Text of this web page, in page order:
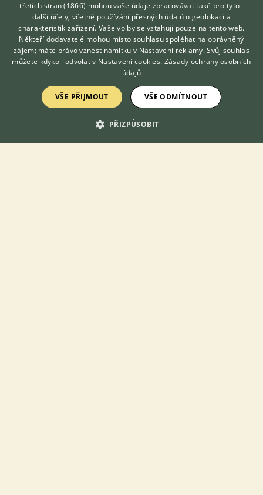
Vlašky 2022
43 reakcí
31.12.2022 21:09
Kurník pro vlašky
28reakcí
24.2.2021 12:06
Modra vlaška kolumbijsky kohút
4reakcí
14.3.2021 20:25
Letošní rok budu líhnout
Hledáte zvířecího kamaráda?
Zdarma vám poradí
VETERINÁŘ ONLINE
KONZULTOVAT S
VETERINÁŘEM
třetích stran (1866) mohou vaše údaje zpracovávat také pro tyto i
další účely, včetně používání přesných údajů o geolokaci a
charakteristik zařízení. Vaše volby se vztahují pouze na tento web.
Někteří dodavatelé mohou místo souhlasu spoléhat na oprávněný
zájem; máte právo vznést námitku v Nastavení reklamy. Svůj souhlas
můžete kdykoli odvolat v Nastavení cookies. Zásady ochrany osobních
údajů
VŠE PŘIJMOUT VŠE ODMÍTNOUT
PŘIZPŮSOBIT